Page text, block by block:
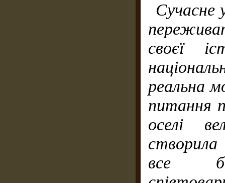
Сучасне
своєї
реальна
питання
оселі
створила
все